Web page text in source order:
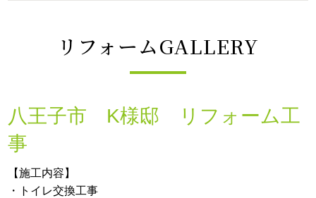
リフォームGALLERY
八王子市 K様邸 リフォーム工
事
【施工内容】
・トイレ交換工事